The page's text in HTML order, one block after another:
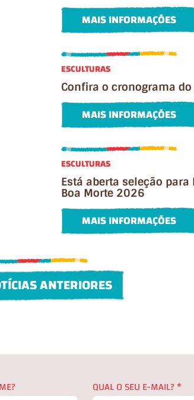
MAIS INFORMAÇÕES
ESCULTURAS
Confira o cronograma
MAIS INFORMAÇÕES
ESCULTURAS
Está aberta seleção para
Boa Morte 2026
MAIS INFORMAÇÕES
ANTERIORES
QUAL O SEU E-MAIL?*